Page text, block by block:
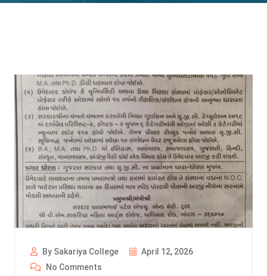
By Sakariya College
April 12, 2026
No Comments